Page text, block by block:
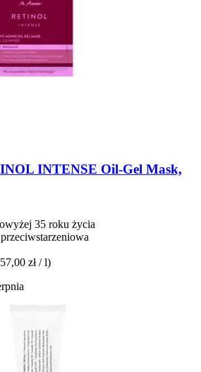
INTENSE Oil-​Gel Mask,
35 roku życia
zł / l)